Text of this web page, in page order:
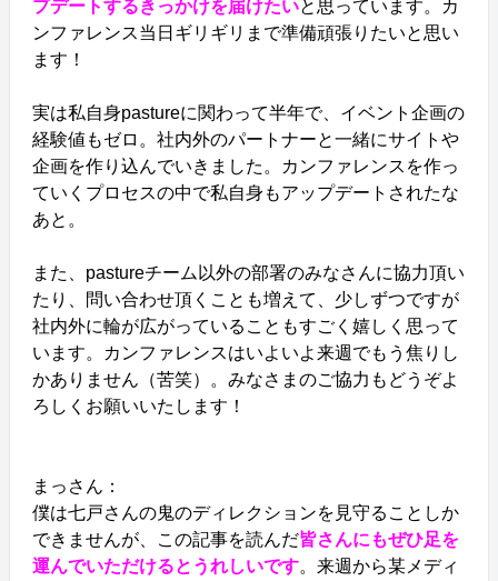
プデートするきっかけを届けたいと思っています。カ
ンファレンス当日ギリギリまで準備頑張りたいと思い
ます！
実は私自身pastureに関わって半年で、イベント企画の
経験値もゼロ。社内外のパートナーと一緒にサイトや
企画を作り込んでいきました。カンファレンスを作っ
ていくプロセスの中で私自身もアップデートされたな
あと。
また、pastureチーム以外の部署のみなさんに協力頂い
たり、問い合わせ頂くことも増えて、少しずつですが
社内外に輪が広がっていることもすごく嬉しく思って
います。カンファレンスはいよいよ来週でもう焦りし
かありません（苦笑）。みなさまのご協力もどうぞよ
ろしくお願いいたします！
まっさん：
僕は七戸さんの鬼のディレクションを見守ることしか
できませんが、この記事を読んだ皆さんにもぜひ足を
運んでいただけるとうれしいです。来週から某メディ